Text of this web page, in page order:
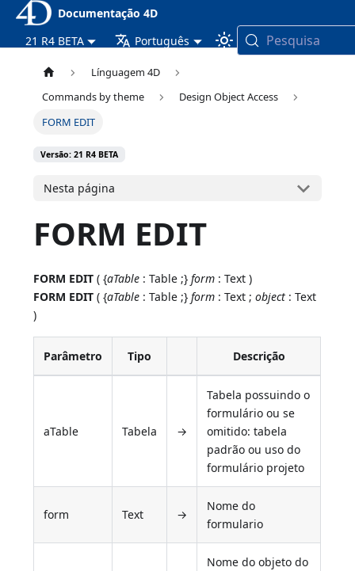
Documentação 4D
21 R4 BETA
Português Pesquisa
Línguagem 4D
Commands by theme
Design Object Access
FORM EDIT
Versão: 21 R4 BETA
Nesta página
FORM EDIT
FORM EDIT ( {aTable : Table ;}form : Text )
FORM EDIT ( {aTable : Table ;}form : Text ;object : Text
)
Parâmetro Tipo Descrição
aTable Tabela →
Tabela possuindo o
formulário ou se
omitido: tabela
padrão ou uso do
formulário projeto
form Text →
Nome do
formulario
Nome do objeto do